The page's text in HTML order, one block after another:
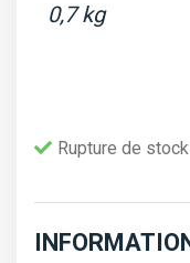
0,7 kg
Rupture de stock